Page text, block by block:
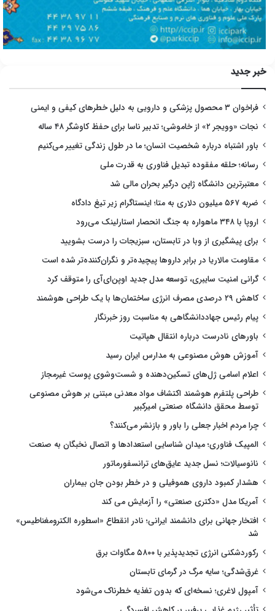
خبر جدید
فراخوان ۳ محصول پزشکی و دارویی به دلیل خطرهای کیفی و ایمنی
نجات «وویجر ۲» از خاموشی؛ تدبیر ناسا برای حفظ کاوشگر ۴۸ ساله
باور اشتباه درباره شخصیت انسان؛ ما در طول زندگی تغییر می‌کنیم
رسانه؛ حلقه مفقوده تبدیل فناوری به قدرت ملی
معتبرترین دانشگاه ژاپن درگیر بحران مالی شد
ضربه ۵۶۷ میلیون دلاری به متا؛ اینستاگرام زیر تیغ دادگاه
اروپا با ۳۴۸ ماهواره به جنگ انحصار استارلینک می‌رود
برای پیشگیری از وبا در تابستان، سبزیجات را درست بشویید
مقاومت مالاریا در برابر داروها پیچیده‌تر و نگران‌کننده‌تر شده است
گرانی امنیت سایبری، توسعه مدل جدید اوپن‌ای‌آی را متوقف کرد
کاهش ۲۹ درصدی مصرف انرژی ساختمان‌ها با یک طراحی هوشمند
پیام رئیس جهاددانشگاهی به مناسبت روز خبرنگار
باورهای نادرست درباره انتقال هپاتیت
آموزش هوش مصنوعی به مدارس ایران رسید
اعلام اسامی ژل‌های تسکین‌دهنده و شست‌وشوی پوست غیرمجاز
طراحی پلتفرم هوشمند اکتشاف مواد معدنی مبتنی بر هوش مصنوعی
توسط محقق دانشگاه صنعتی امیرکبیر
چرا مردم اخبار جعلی را باور و بازنشر می‌کنند؟
المپیک فناوری؛ میدان شناسایی استعدادها و اتصال نخبگان به صنعت
نانوسیالات؛ نسل جدید عایق‌های ترانسفورماتور
هشدار کمبود داروی هموفیلی و در خطر بودن جان بیماران
آمریکا مدل «دکتری صنعتی» را آزمایش می کند
افتخار جهانی برای دانشمند ایرانی؛ نادر انقطاع «اسطوره الکترومغناطیس»
شد
رکوردشکنی انرژی تجدیدپذیر با ۵۸۰۰ مگاوات برق
غرق‌شدگی؛ سایه مرگ در گرمای تابستان
آمپول لاغری؛ نسخه‌ای که بدون تغذیه خطرناک می‌شود